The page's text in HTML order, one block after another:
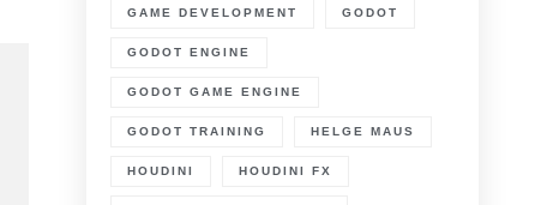
GAME DEVELOPMENT GODOT
GODOT ENGINE
GODOT GAME ENGINE
GODOT TRAINING HELGE MAUS
HOUDINI HOUDINI FX